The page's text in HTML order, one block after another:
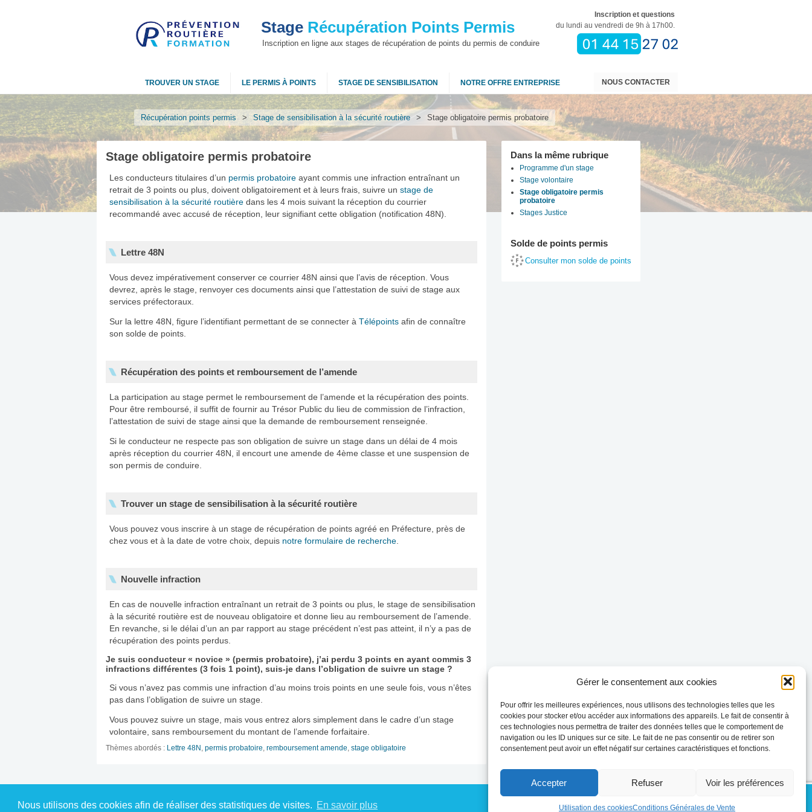
Nous utilisons des cookies afin de réaliser des statistiques de visites. En savoir plus
Gérer le consentement aux cookies
Pour offrir les meilleures expériences, nous utilisons des technologies telles que les
cookies pour stocker et/ou accéder aux informations des appareils. Le fait de consentir à
ces technologies nous permettra de traiter des données telles que le comportement de
navigation ou les ID uniques sur ce site. Le fait de ne pas consentir ou de retirer son
consentement peut avoir un effet négatif sur certaines caractéristiques et fonctions.
Accepter Refuser Voir les préférences
Utilisation des cookiesConditions Générales de Vente
Stage Récupération Points Permis
Inscription en ligne aux stages de récupération de points du permis de conduire
Inscription et questions
du lundi au vendredi de 9h à 17h00.
NOUS CONTACTER
TROUVER UN STAGE LE PERMIS À POINTS STAGE DE SENSIBILISATION NOTRE OFFRE ENTREPRISE
Récupération points permis > Stage de sensibilisation à la sécurité routière > Stage obligatoire permis probatoire
Stage obligatoire permis probatoire
Les conducteurs titulaires d’un permis probatoire ayant commis une infraction entraînant un
retrait de 3 points ou plus, doivent obligatoirement et à leurs frais, suivre un stage de
sensibilisation à la sécurité routière dans les 4 mois suivant la réception du courrier
recommandé avec accusé de réception, leur signifiant cette obligation (notification 48N).
Lettre 48N
Vous devez impérativement conserver ce courrier 48N ainsi que l’avis de réception. Vous
devrez, après le stage, renvoyer ces documents ainsi que l’attestation de suivi de stage aux
services préfectoraux.
Sur la lettre 48N, figure l’identifiant permettant de se connecter à Télépoints afin de connaître
son solde de points.
Récupération des points et remboursement de l’amende
La participation au stage permet le remboursement de l’amende et la récupération des points.
Pour être remboursé, il suffit de fournir au Trésor Public du lieu de commission de l’infraction,
l’attestation de suivi de stage ainsi que la demande de remboursement renseignée.
Si le conducteur ne respecte pas son obligation de suivre un stage dans un délai de 4 mois
après réception du courrier 48N, il encourt une amende de 4ème classe et une suspension de
son permis de conduire.
Trouver un stage de sensibilisation à la sécurité routière
Vous pouvez vous inscrire à un stage de récupération de points agréé en Préfecture, près de
chez vous et à la date de votre choix, depuis notre formulaire de recherche
Nouvelle infraction
En cas de nouvelle infraction entraînant un retrait de 3 points ou plus, le stage de sensibilisation
à la sécurité routière est de nouveau obligatoire et donne lieu au remboursement de l’amende.
En revanche, si le délai d’un an par rapport au stage précédent n’est pas atteint, il n’y a pas de
récupération des points perdus.
Je suis conducteur « novice » (permis probatoire), j’ai perdu 3 points en ayant commis 3
infractions différentes (3 fois 1 point), suis-je dans l’obligation de suivre un stage ?
Si vous n’avez pas commis une infraction d’au moins trois points en une seule fois, vous n’êtes
pas dans l’obligation de suivre un stage.
Vous pouvez suivre un stage, mais vous entrez alors simplement dans le cadre d’un stage
volontaire, sans remboursement du montant de l’amende forfaitaire.
Thèmes abordés : Lettre 48N , permis probatoire, remboursement amende, stage obligatoire
Dans la même rubrique
Programme d'un stage
Stage volontaire
Stage obligatoire permis
probatoire
Stages Justice
Solde de points permis
Consulter mon solde de points
Conditions générales de vente Mentions légales Règlement intérieur
© 2010-2026 Prévention Routière Formation - Tous droits